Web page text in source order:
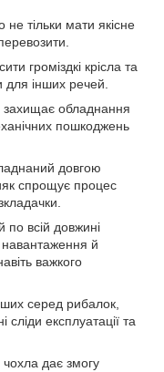
тільки мати якісне
громіздкі крісла та
для інших речей.
захищає обладнання
пошкоджень
довгою
спрощує процес
всій довжині
навантаження й
важкого
серед рибалок,
сліди експлуатації та
чохла дає змогу